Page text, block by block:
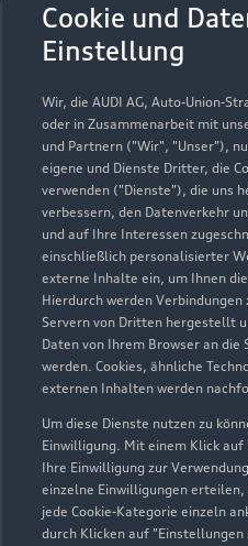
Cookie und
Einstellung
Wir, die AUDI AG, Auto-Union-
oder in Zusammenarbeit mit
und Partnern ("Wir", "Unser"),
eigene und Dienste Dritter, die
verwenden ("Dienste"), die uns
verbessern, den Datenverkehr
und auf Ihre Interessen
einschließlich personalisierter
externe Inhalte ein, um Ihnen
Hierdurch werden
Servern von Dritten hergestellt
Daten von Ihrem Browser an
werden. Cookies, ähnliche
externen Inhalten werden
Um diese Dienste nutzen zu
Einwilligung. Mit einem Klick
Ihre Einwilligung zur
einzelne Einwilligungen
jede Cookie-Kategorie einzeln
durch Klicken auf
USB Power-
USB Power-Ladegerät
komfortables Laden
oder Laptops.
Zur Audi Shopping World
Audi
Sommer